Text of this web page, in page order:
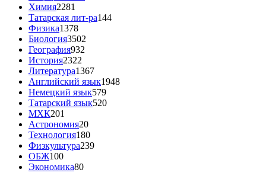
Химия2281
Татарская лит-ра144
Физика1378
Биология3502
География932
История2322
Литература1367
Английский язык1948
Немецкий язык579
Татарский язык520
МХК201
Астрономия20
Технология180
Физкультура239
ОБЖ100
Экономика80